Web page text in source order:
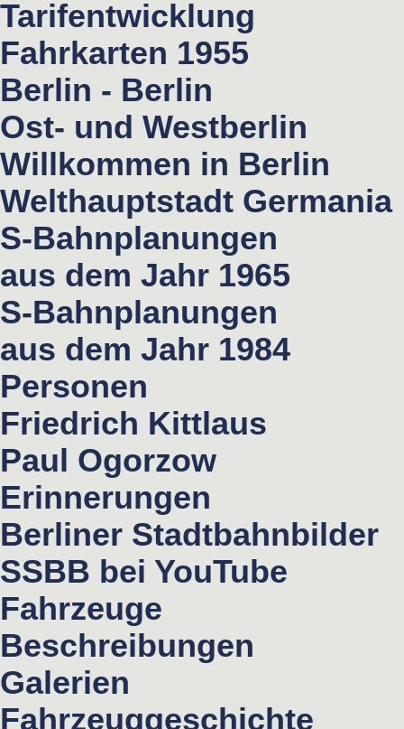
Tarifentwicklung
Fahrkarten 1955
Berlin - Berlin
Ost- und Westberlin
Willkommen in Berlin
Welthauptstadt Germania
S-Bahnplanungen
aus dem Jahr 1965
S-Bahnplanungen
aus dem Jahr 1984
Personen
Friedrich Kittlaus
Paul Ogorzow
Erinnerungen
Berliner Stadtbahnbilder
SSBB bei YouTube
Fahrzeuge
Beschreibungen
Galerien
Fahrzeuggeschichte